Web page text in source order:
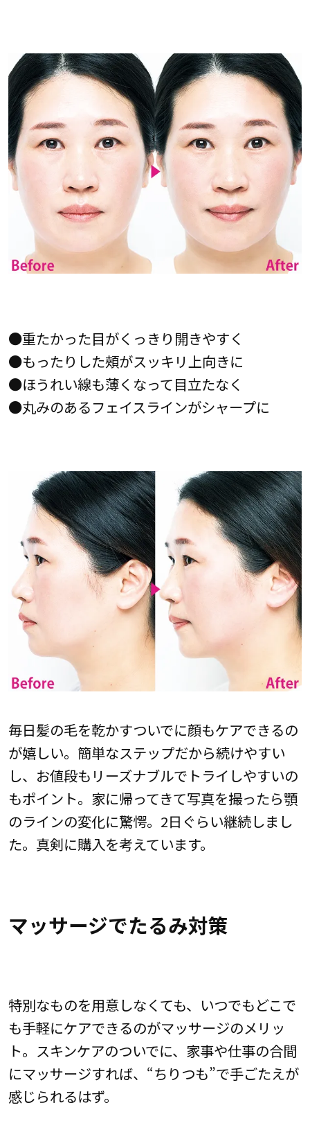
●重たかった目がくっきり開きやすく
●もったりした頰がスッキリ上向きに
●ほうれい線も薄くなって目立たなく
●丸みのあるフェイスラインがシャープに
毎日髪の毛を乾かすついでに顔もケアできるの
が嬉しい。簡単なステップだから続けやすい
し、お値段もリーズナブルでトライしやすいの
もポイント。家に帰ってきて写真を撮ったら顎
のラインの変化に驚愕。2日ぐらい継続しまし
た。真剣に購入を考えています。
マッサージでたるみ対策
特別なものを用意しなくても、いつでもどこで
も手軽にケアできるのがマッサージのメリッ
ト。スキンケアのついでに、家事や仕事の合間
にマッサージすれば、“ちりつも”で手ごたえが
感じられるはず。